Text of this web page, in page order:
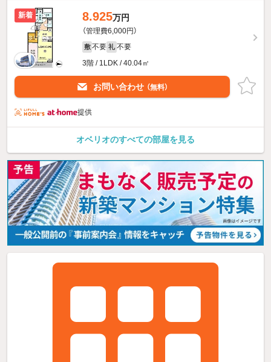
新着 8.925万円
（管理費6,000円）
敷 不要 礼 不要
3階 / 1LDK / 40.04㎡
お問い合わせ （無料）
提供
オベリオのすべての部屋を見る